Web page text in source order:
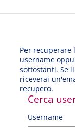
Per recuperare
username
sottostanti. Se
riceverai
recupero.
Cerca
Cerca
Username